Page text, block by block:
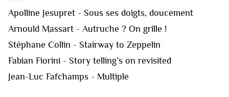
Apolline Jesupret - Sous ses doigts, doucement
Arnould Massart - Autruche ? On grille !
Stéphane Collin - Stairway to Zeppelin
Fabian Fiorini - Story telling’s on revisited
Jean-Luc Fafchamps - Multiple